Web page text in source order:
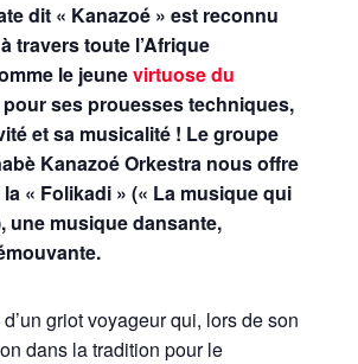
dit « Kanazoé » est reconnu
travers toute l’Afrique
le jeunevirtuose du
pour ses prouesses techniques,
et sa musicalité ! Le groupe
Kanazoé Orkestra nous offre
« Folikadi » (« La musique qui
une musique dansante,
d’un griot voyageur qui, lors de son
dans la tradition pour le